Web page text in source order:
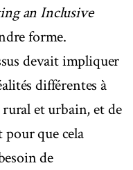
an Inclusive
forme.
devait impliquer
différentes à
et urbain, et de
pour que cela
de